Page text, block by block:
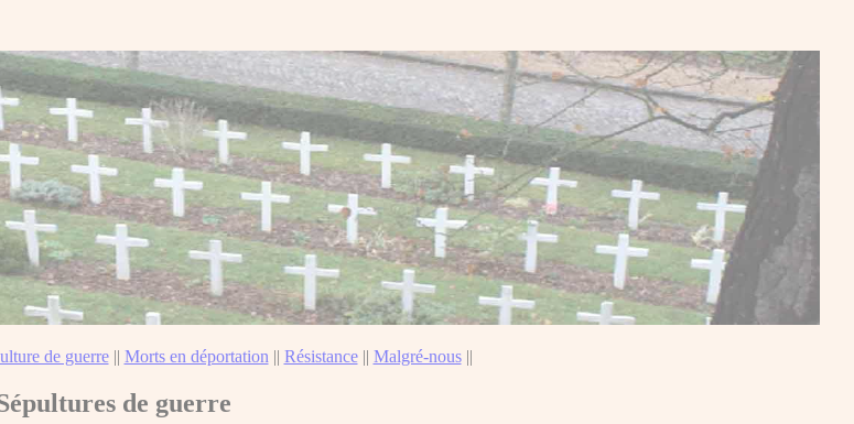
de guerre|| Morts en déportation || Résistance|| Malgré-nous||
de guerre